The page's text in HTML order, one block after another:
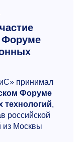
Форуме
принимал
Форуме
технологий,
российской
из Москвы